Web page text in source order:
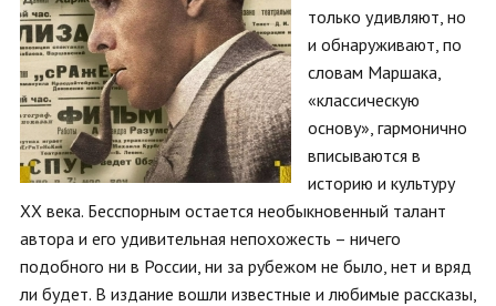
только удивляют, но
и обнаруживают, по
словам Маршака,
«классическую
основу», гармонично
вписываются в
историю и культуру
ХХ века. Бесспорным остается необыкновенный талант
автора и его удивительная непохожесть – ничего
подобного ни в России, ни за рубежом не было, нет и вряд
ли будет. В издание вошли известные и любимые рассказы,